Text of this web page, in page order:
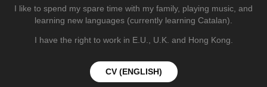
I like to spend my spare time with my family, playing music, and
learning new languages (currently learning Catalan)
I have the right to work in E.U., U.K. and Hong Kong.
CV (ENGLISH)